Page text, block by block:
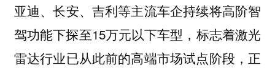
亚迪、长安、吉利等主流车企持续将高阶智
驾功能下探至15万元以下车型，标志着激光
雷达行业已从此前的高端市场试点阶段，正